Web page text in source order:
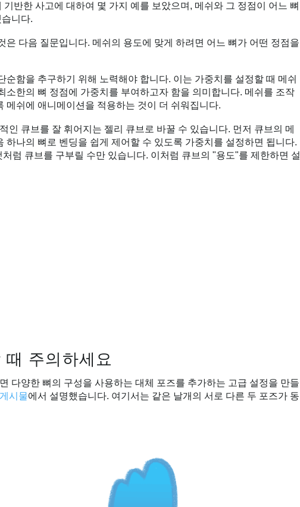
반한 사고에 대하여 몇 가지 예를 보았으며, 메쉬와 그 정점이 어느 뼈
니다.
은 다음 질문입니다. 메쉬의 용도에 맞게 하려면 어느 뼈가 어떤 정점을
순함을 추구하기 위해 노력해야 합니다. 이는 가중치를 설정할 때 메쉬
소한의 뼈 정점에 가중치를 부여하고자 함을 의미합니다. 메쉬를 조작
메쉬에 애니메이션을 적용하는 것이 더 쉬워집니다.
인 큐브를 잘 휘어지는 젤리 큐브로 바꿀 수 있습니다. 먼저 큐브의 메
하나의 뼈로 벤딩을 쉽게 제어할 수 있도록 가중치를 설정하면 됩니다.
럼 큐브를 구부릴 수만 있습니다. 이처럼 큐브의 "용도"를 제한하면 설
주의하세요
다양한 뼈의 구성을 사용하는 대체 포즈를 추가하는 고급 설정을 만들
시물에서 설명했습니다. 여기서는 같은 날개의 서로 다른 두 포즈가 동